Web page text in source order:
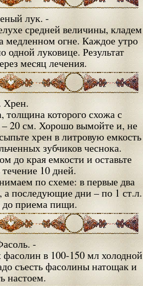
лук. -
средней величины, кладем
медленном огне. Каждое утро
одной луковице. Результат
месяц лечения.
Хрен.
толщина которого схожа с
20 см. Хорошо вымойте и, не
хрен в литровую емкость
зубчиков чеснока.
до края емкости и оставьте
течение 10 дней.
по схеме: в первые два
а последующие дни – по 1 ст.л.
до приема пищи.
-
в 100-150 мл холодной
съесть фасолины натощак и
настоем.